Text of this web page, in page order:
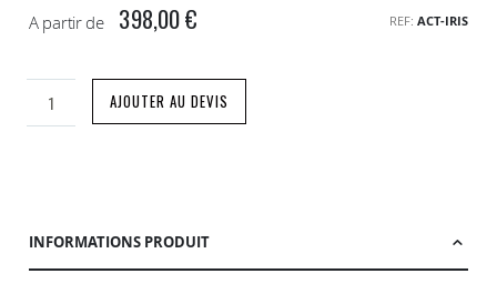
A partir de 398,00 € REF ACT-IRIS
AJOUTER AU DEVIS
INFORMATIONS PRODUIT